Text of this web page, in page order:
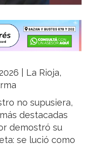
| La Rioja,
no supusiera,
destacadas
demostró su
se lució como